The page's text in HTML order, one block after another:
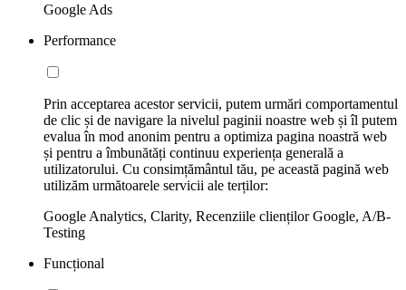
Google Ads
Performance
Prin acceptarea acestor servicii, putem urmări comportamentul
de clic și de navigare la nivelul paginii noastre web și îl putem
evalua în mod anonim pentru a optimiza pagina noastră web
și pentru a îmbunătăți continuu experiența generală a
utilizatorului. Cu consimțământul tău, pe această pagină web
utilizăm următoarele servicii ale terților:
Google Analytics, Clarity, Recenziile clienților Google, A/B-
Testing
Funcțional